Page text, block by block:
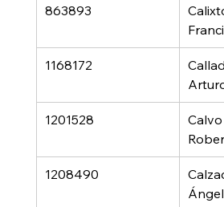
863893
1168172
1201528
1208490